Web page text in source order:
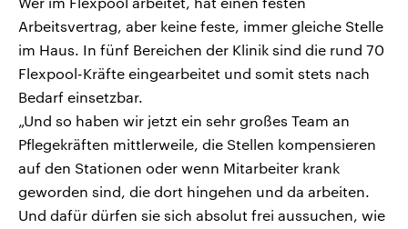
Arbeitsvertrag, aber keine feste, immer gleiche Stelle
im Haus. In fünf Bereichen der Klinik sind die rund 70
Flexpool-Kräfte eingearbeitet und somit stets nach
Bedarf einsetzbar.
„Und so haben wir jetzt ein sehr großes Team an
Pflegekräften mittlerweile, die Stellen kompensieren
auf den Stationen oder wenn Mitarbeiter krank
geworden sind, die dort hingehen und da arbeiten.
Und dafür dürfen sie sich absolut frei aussuchen, wie